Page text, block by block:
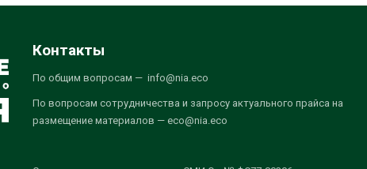
Контакты
По общим вопросам — info@nia.eco
По вопросам сотрудничества и запросу актуального прайса на
размещение материалов — eco@nia.eco